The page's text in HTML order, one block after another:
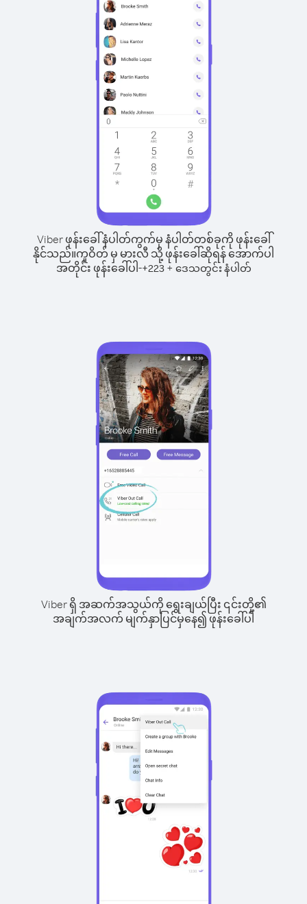
Viber ဖုန်းခေါ်နံပါတ်ကွက်မှ နံပါတ်တစ်ခုကို ဖုန်းခေါ်
နိုင်သည်။ကူဝိတ် မှ မားလီ သို့ ဖုန်းခေါ်ဆိုရန် အောက်ပါ
အတိုင်း ဖုန်းခေါ်ပါ-+223+ ဒေသတွင်း နံပါတ်
Viber ရှိ အဆက်အသွယ်ကို ရွေးချယ်ပြီး ၎င်းတို့၏
အချက်အလက် မျက်နှာပြင်မှနေ၍ ဖုန်းခေါ်ပါ